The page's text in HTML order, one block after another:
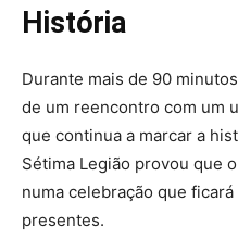
História
Durante mais de 90
de um reencontro com um
que continua a marcar a
Sétima Legião provou que
numa celebração que
presentes.